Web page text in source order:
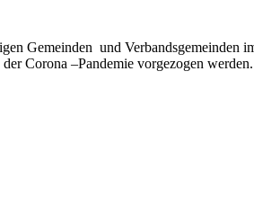
Gemeinden und
Corona –Pandemie vorgezogen werden.